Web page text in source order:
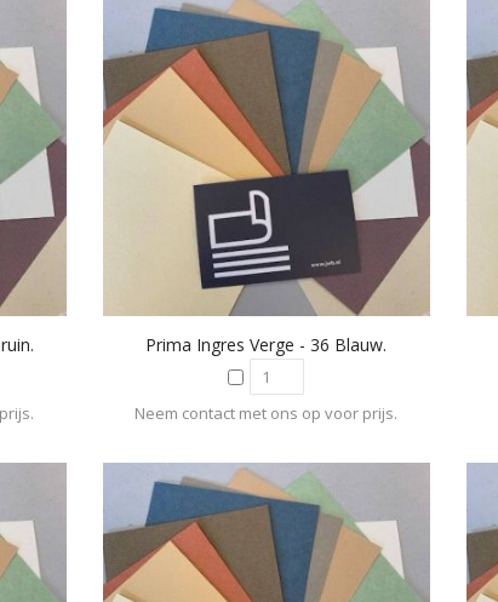
Prima Ingres Verge - 36 Blauw.
Neem contact met ons op voor prijs.